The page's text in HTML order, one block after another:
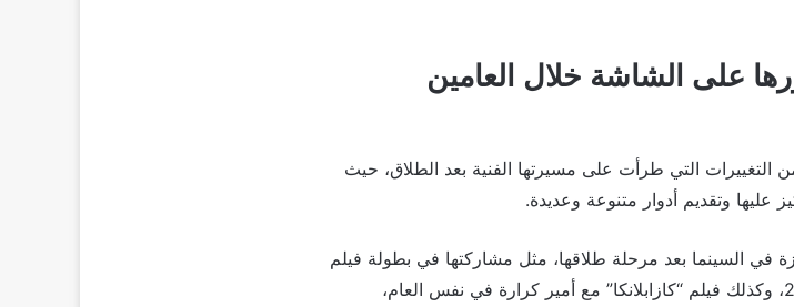
على الشاشة خلال العامين
التي طرأت على مسيرتها الفنية بعد الطلاق، حيث
عليها وتقديم أدوار متنوعة وعديدة.
في السينما بعد مرحلة طلاقها، مثل مشاركتها في بطولة فيلم
“نادي الرجال السري” مع كريم عبد العزيز في 2019، وكذلك فيلم “كازابلانكا” مع أمير كرارة في نفس العام،